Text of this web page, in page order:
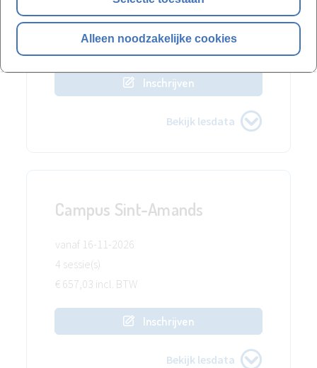
Alleen noodzakelijke cookies
vanaf 19-10-2026
4 sessie(s)
€ 657,03 incl. BTW
Inschrijven
Bekijk lesdata
Campus Sint-Amands
vanaf 16-11-2026
4 sessie(s)
€ 657,03 incl. BTW
Inschrijven
Bekijk lesdata